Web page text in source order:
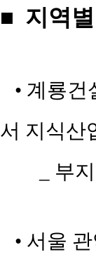
■ 지역
• 계룡건
서 지식산
_ 부
• 서울